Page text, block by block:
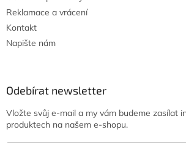
Reklamace a vrácení
Kontakt
Napište nám
Odebírat newsletter
Vložte svůj e-mail a my vám budeme zasílat
produktech na našem e-shopu.